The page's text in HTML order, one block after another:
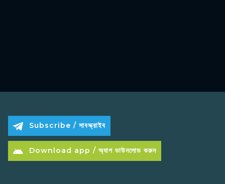
Subscribe / সাবস্ক্রাইব
Download app / অ্যাপ ডাউনলোড করুন